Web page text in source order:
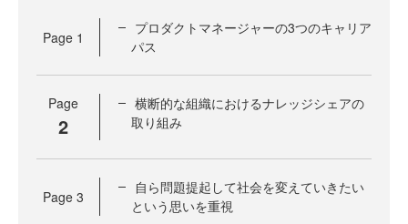
Page 1
プロダクトマネージャーの3つのキャリア
パス
Page
2
横断的な組織におけるナレッジシェアの
取り組み
Page 3
自ら問題提起して社会を変えていきたい
という思いを重視